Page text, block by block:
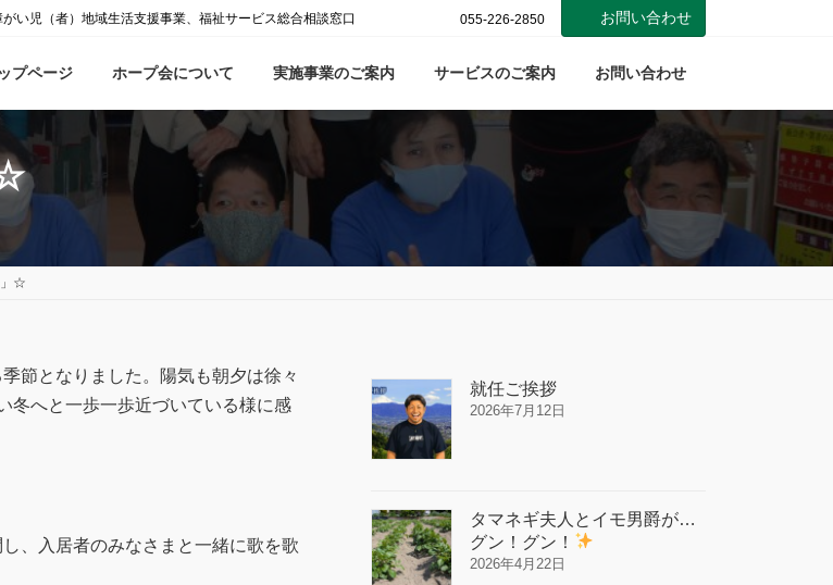
い児（者）地域生活支援事業、福祉サービス総合相談窓口 055-226-2850 お問い合わせ
プページ ホープ会について 実施事業のご案内 サービスのご案内 お問い合わせ
」☆
節となりました。陽気も朝夕は徐々
冬へと一歩一歩近づいている様に感
、入居者のみなさまと一緒に歌を歌
就任ご挨拶
2026年7月12日
タマネギ夫人とイモ男爵が…
グン！グン！
2026年4月22日